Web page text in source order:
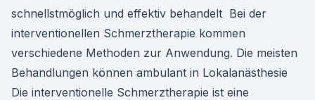
schnellstmöglich und effektiv behandelt Bei der
interventionellen Schmerztherapie kommen
verschiedene Methoden zur Anwendung. Die meisten
Behandlungen können ambulant in Lokalanästhesie
Die interventionelle Schmerztherapie ist eine